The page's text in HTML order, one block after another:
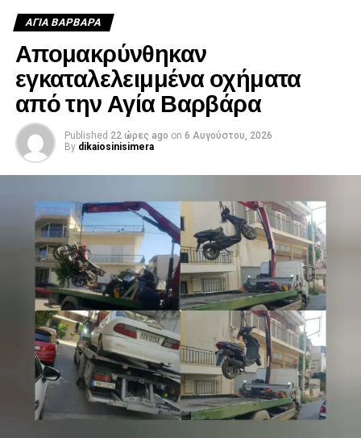
ΑΓΙΑ ΒΑΡΒΑΡΑ
Απομακρύνθηκαν
εγκαταλελειμμένα οχήματα
από την Αγία Βαρβάρα
Published 22 ώρες ago on 6 Αυγούστου, 2026
By dikaiosinisimera